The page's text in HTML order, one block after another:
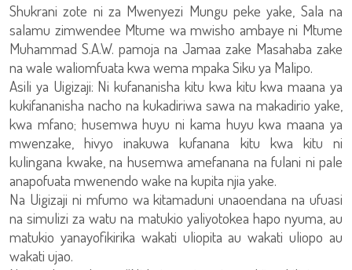
Shukrani zote ni za Mwenyezi Mungu peke yake, Sala na
salamu zimwendee Mtume wa mwisho ambaye ni Mtume
Muhammad S.A.W. pamoja na Jamaa zake Masahaba zake
na wale waliomfuata kwa wema mpaka Siku ya Malipo.
Asili ya Uigizaji: Ni kufananisha kitu kwa kitu kwa maana ya
kukifananisha nacho na kukadiriwa sawa na makadirio yake,
kwa mfano; husemwa huyu ni kama huyu kwa maana ya
mwenzake, hivyo inakuwa kufanana kitu kwa kitu ni
kulingana kwake, na husemwa amefanana na fulani ni pale
anapofuata mwenendo wake na kupita njia yake.
Na Uigizaji ni mfumo wa kitamaduni unaoendana na ufuasi
na simulizi za watu na matukio yaliyotokea hapo nyuma, au
matukio yanayofikirika wakati uliopita au wakati uliopo au
wakati ujao.